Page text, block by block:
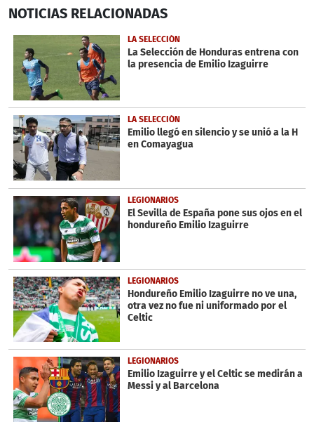
seconds
2
minutes,
27
seconds
NOTICIAS RELACIONADAS
LA SELECCIÓN
La Selección de Honduras entrena con
la presencia de Emilio Izaguirre
LA SELECCIÓN
Emilio llegó en silencio y se unió a la H
en Comayagua
LEGIONARIOS
El Sevilla de España pone sus ojos en el
hondureño Emilio Izaguirre
LEGIONARIOS
Hondureño Emilio Izaguirre no ve una,
otra vez no fue ni uniformado por el
Celtic
LEGIONARIOS
Emilio Izaguirre y el Celtic se medirán a
Messi y al Barcelona